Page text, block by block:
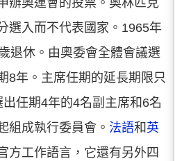
辦奧運會的投票。奧林匹克
選入而不代表國家。1965年
退休。由奧委會全體會議選
8年。主席任期的延長期限只
任期4年的4名副主席和6名
組成執行委員會。 法語和英
方工作語言，它還有另外四